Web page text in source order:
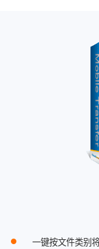
一键按文件类别